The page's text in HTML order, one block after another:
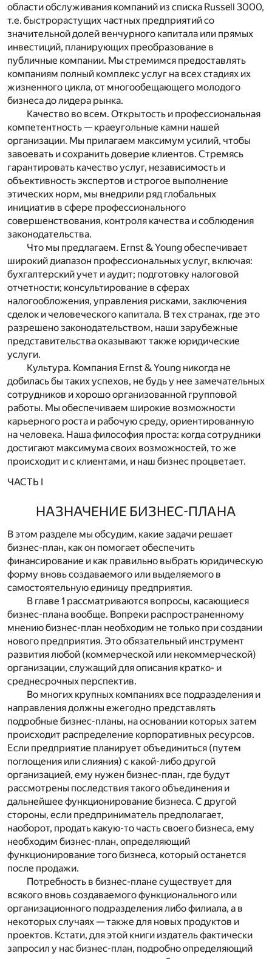
области обслуживания компаний из списка Russell 3000,
т.е. быстрорастущих частных предприятий со
значительной долей венчурного капитала или прямых
инвестиций, планирующих преобразование в
публичные компании. Мы стремимся предоставлять
компаниям полный комплекс услуг на всех стадиях их
жизненного цикла, от многообещающего молодого
бизнеса до лидера рынка.
Качество во всем. Открытость и профессиональная
компетентность — краеугольные камни нашей
организации. Мы прилагаем максимум усилий, чтобы
завоевать и сохранить доверие клиентов. Стремясь
гарантировать качество услуг, независимость и
объективность экспертов и строгое выполнение
этических норм, мы внедрили ряд глобальных
инициатив в сфере профессионального
совершенствования, контроля качества и соблюдения
законодательства.
Что мы предлагаем. Ernst&Youngобеспечивает
широкий диапазон профессиональных услуг, включая:
бухгалтерский учет и аудит; подготовку налоговой
отчетности; консультирование в сферах
налогообложения, управления рисками, заключения
сделок и человеческого капитала. В тех странах, где это
разрешено законодательством, наши зарубежные
представительства оказывают также юридические
услуги.
Культура. Компания Ernst&Young никогда не
добилась бы таких успехов, не будь у нее замечательных
сотрудников и хорошо организованной групповой
работы. Мы обеспечиваем широкие возможности
карьерного роста и рабочую среду, ориентированную
на человека. Наша философия проста: когда сотрудники
достигают максимума своих возможностей, то же
происходит и с клиентами, и наш бизнес процветает.
ЧАСТЬ I
НАЗНАЧЕНИЕ БИЗНЕС-ПЛАНА
Вэтом разделе мы обсудим, какие задачи решает
бизнес-план, как он помогает обеспечить
финансирование и как правильно выбрать юридическую
форму вновь создаваемого или выделяемого в
самостоятельную единицу предприятия.
В главе 1 рассматриваются вопросы, касающиеся
бизнес-плана вообще. Вопреки распространенному
мнению бизнес-план необходим не только при создании
нового предприятия. Это обязательный инструмент
развития любой (коммерческой или некоммерческой)
организации, служащий для описания кратко- и
среднесрочных перспектив.
Во многих крупных компаниях все подразделения и
направления должны ежегодно представлять
подробные бизнес-планы, на основании которых затем
происходит распределение корпоративных ресурсов.
Если предприятие планирует объединиться (путем
поглощения или слияния) с какой-либо другой
организацией, ему нужен бизнес-план, где будут
рассмотрены последствия такого объединения и
дальнейшее функционирование бизнеса. С другой
стороны, если предприниматель предполагает,
наоборот, продать какую-то часть своего бизнеса, ему
необходим бизнес-план, определяющий
функционирование того бизнеса, который останется
после продажи.
Потребность в бизнес-плане существует для
всякого вновь создаваемого функционального или
организационного подразделения либо филиала, а в
некоторых случаях — также для новых продуктов и
проектов. Кстати, для этой книги издатель фактически
запросил у нас бизнес-план, подробно определяющий